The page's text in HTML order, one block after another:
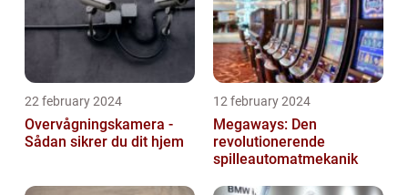
22 february 2024
Overvågningskamera -
Sådan sikrer du dit hjem
12 february 2024
Megaways: Den
revolutionerende
spilleautomatmekanik